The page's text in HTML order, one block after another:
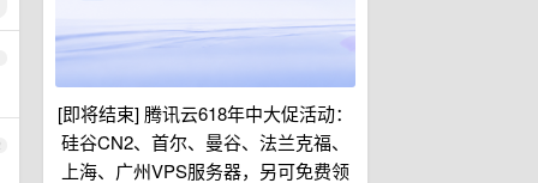
[即将结束] 腾讯云618年中大促活动：
硅谷CN2、首尔、曼谷、法兰克福、
上海、广州VPS服务器，另可免费领